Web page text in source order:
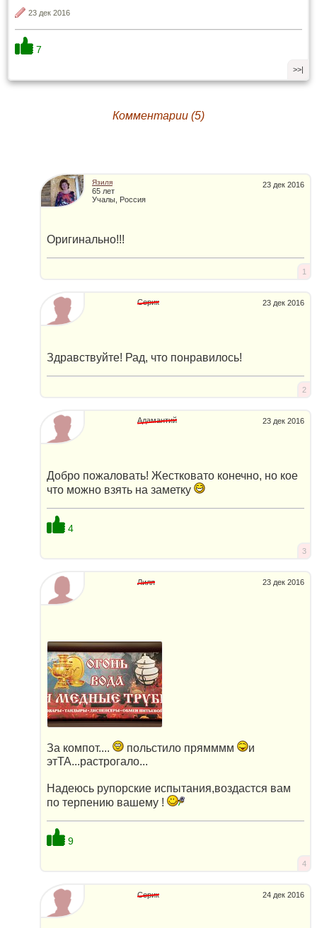
23 дек 2016
7
>>|
Комментарии (5)
23 дек 2016
Язиля
65 лет
Учалы, Россия
Оригинально!!!
1
23 дек 2016
Серик
Здравствуйте! Рад, что понравилось!
2
23 дек 2016
Адамантий
Добро пожаловать! Жестковато конечно, но кое
что можно взять на заметку
4
3
23 дек 2016
Лиля
За компот.... польстило прямммм
и
этТА...растрогало...
Надеюсь рупорские испытания,воздастся вам
по терпению вашему !
9
4
24 дек 2016
Серик